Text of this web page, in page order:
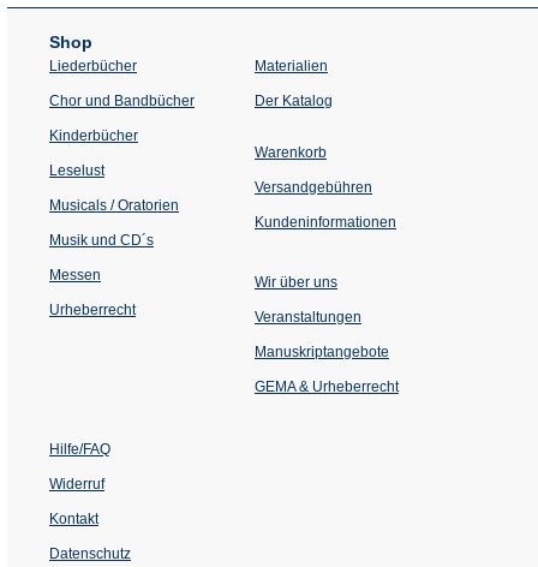
Shop
Liederbücher
Chor und Bandbücher
Kinderbücher
Leselust
Musicals / Oratorien
Musik und CD´s
Messen
Urheberrecht
Materialien
Der Katalog
Warenkorb
Versandgebühren
Kundeninformationen
Wir über uns
Veranstaltungen
einem
Tab)
Manuskriptangebote
GEMA & Urheberrecht
Hilfe/FAQ
Widerruf
Kontakt
Datenschutz